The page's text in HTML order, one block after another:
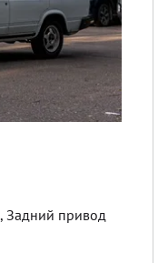
, Задний привод